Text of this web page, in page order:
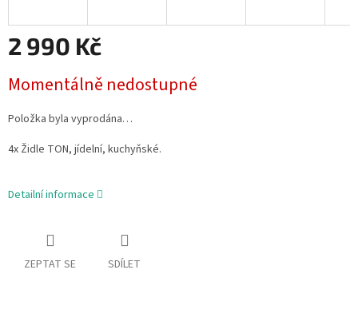
2 990 Kč
cena:
Momentálně nedostupné
Položka byla vyprodána…
4x Židle TON, jídelní, kuchyňské.
Detailní informace
ZEPTAT SE SDÍLET